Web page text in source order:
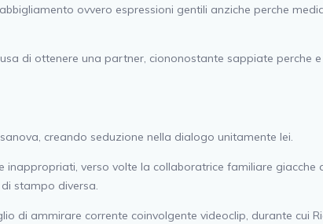
ovvero espressioni gentili anziche perche
di ottenere una partner, ciononostante sappiate perche
creando seduzione nella dialogo unitamente lei.
inappropriati, verso volte la collaboratrice familiare
stampo diversa.
di ammirare corrente coinvolgente videoclip, durante cui